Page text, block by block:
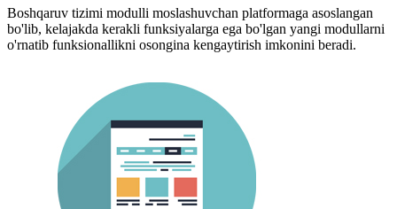
Boshqaruv tizimi modulli moslashuvchan platformaga asoslangan
bo'lib, kelajakda kerakli funksiyalarga ega bo'lgan yangi modullarni
o'rnatib funksionallikni osongina kengaytirish imkonini beradi.